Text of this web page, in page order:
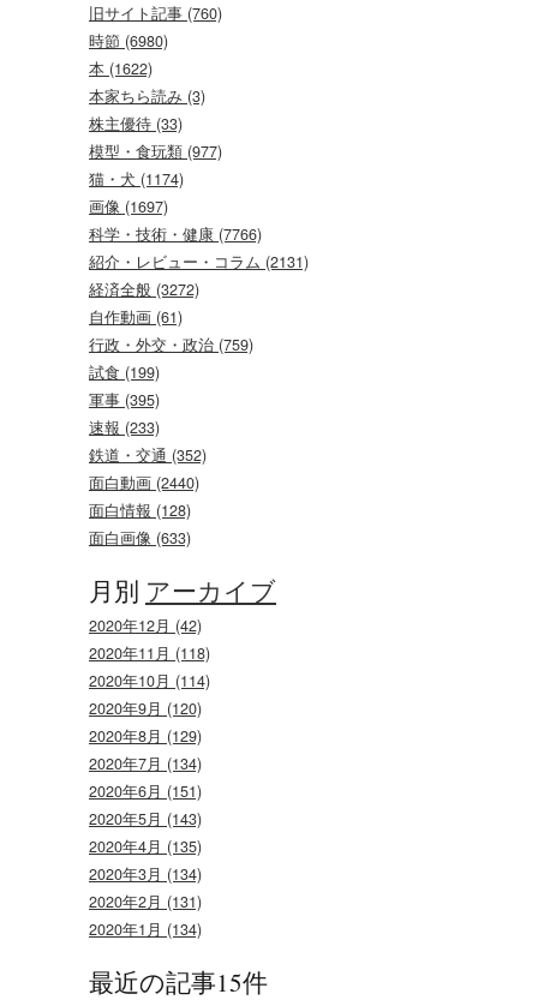
旧サイト記事 (760)
時節 (6980)
本 (1622)
本家ちら読み (3)
株主優待 (33)
模型・食玩類 (977)
猫・犬 (1174)
画像 (1697)
科学・技術・健康 (7766)
紹介・レビュー・コラム (2131)
経済全般 (3272)
自作動画 (61)
行政・外交・政治 (759)
試食 (199)
軍事 (395)
速報 (233)
鉄道・交通 (352)
面白動画 (2440)
面白情報 (128)
面白画像 (633)
月別 アーカイブ
2020年12月 (42)
2020年11月 (118)
2020年10月 (114)
2020年9月 (120)
2020年8月 (129)
2020年7月 (134)
2020年6月 (151)
2020年5月 (143)
2020年4月 (135)
2020年3月 (134)
2020年2月 (131)
2020年1月 (134)
最近の記事15件